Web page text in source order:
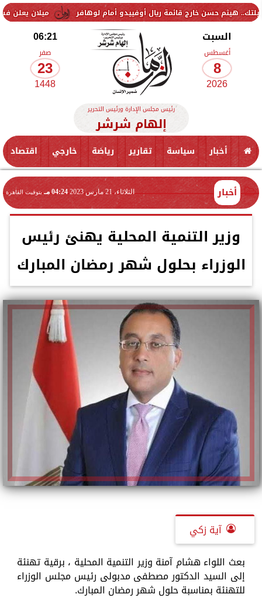
ميلان يعلن فسخ عقد خارج قائمة ريال أوفييدو أمام لوهافر
السبت
أغسطس
8
2026
06:21
صفر
23
1448
رئيس مجلس الإدارة ورئيس التحرير
إلهام شرشر
أخبار سياسة تقارير رياضة خارجي اقتصاد
أخبار الثلاثاء، 21 مارس 2023 04:24 مـ بتوقيت القاهرة
وزير التنمية المحلية يهنئ رئيس
الوزراء بحلول شهر رمضان المبارك
آية زكي
بعث اللواء هشام آمنة وزير التنمية المحلية ، برقية تهنئة
إلى السيد الدكتور مصطفى مدبولى رئيس مجلس الوزراء
للتهنئة بمناسبة حلول شهر رمضان المبارك.